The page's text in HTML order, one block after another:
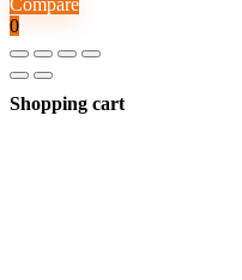
Compare
0
Shopping cart